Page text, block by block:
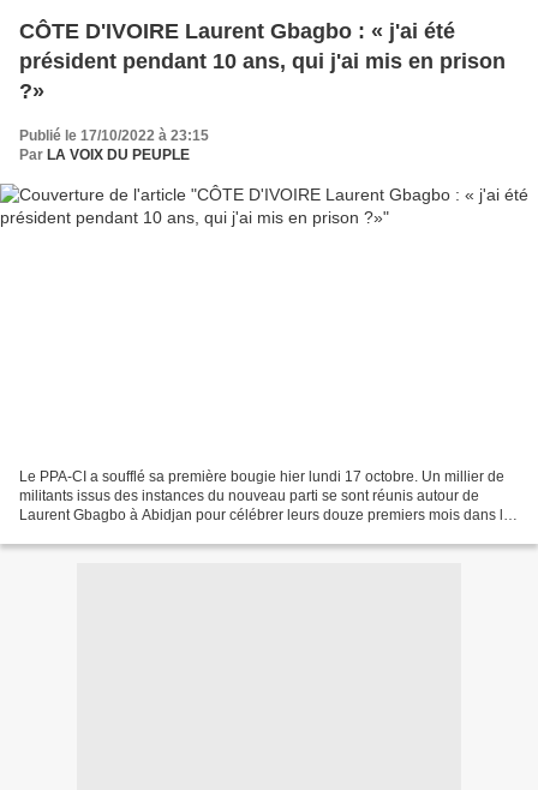
CÔTE D'IVOIRE Laurent Gbagbo : « j'ai été
président pendant 10 ans, qui j'ai mis en prison
?»
Publié le 17/10/2022 à 23:15
Par LA VOIX DU PEUPLE
Le PPA-CI a soufflé sa première bougie hier lundi 17 octobre. Un millier de
militants issus des instances du nouveau parti se sont réunis autour de
Laurent Gbagbo à Abidjan pour célébrer leurs douze premiers mois dans le